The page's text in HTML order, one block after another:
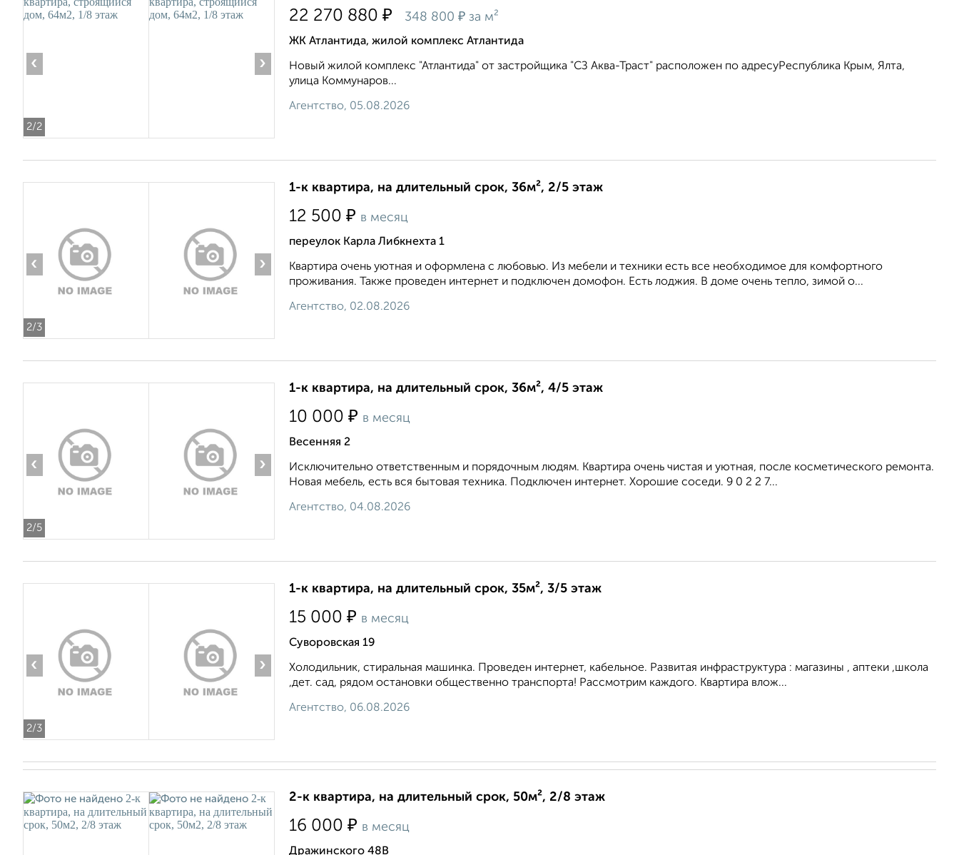
2/2
‹ ›
22 270 880 ₽ 348 800 ₽ за м²
ЖК Атлантида, жилой комплекс Атлантида
Новый жилой комплекс "Атлантида" от застройщика "СЗ Аква-Траст" расположен по адресуРеспублика Крым, Ялта,
улица Коммунаров...
Агентство, 05.08.2026
2/3
‹ ›
1-к квартира, на длительный срок, 36м², 2/5 этаж
12 500 ₽ в месяц
переулок Карла Либкнехта 1
Квартира очень уютная и оформлена с любовью. Из мебели и техники есть все необходимое для комфортного
проживания. Также проведен интернет и подключен домофон. Есть лоджия. В доме очень тепло, зимой о...
Агентство, 02.08.2026
2/5
‹ ›
1-к квартира, на длительный срок, 36м², 4/5 этаж
10 000 ₽ в месяц
Весенняя 2
Исключительно ответственным и порядочным людям. Квартира очень чистая и уютная, после косметического ремонта.
Новая мебель, есть вся бытовая техника. Подключен интернет. Хорошие соседи. 9 0 2 2 7...
Агентство, 04.08.2026
2/3
‹ ›
1-к квартира, на длительный срок, 35м², 3/5 этаж
15 000 ₽ в месяц
Суворовская 19
Холодильник, стиральная машинка. Проведен интернет, кабельное. Развитая инфраструктура : магазины , аптеки ,школа
,дет. сад, рядом остановки общественно транспорта! Рассмотрим каждого. Квартира влож...
Агентство, 06.08.2026
2-к квартира, на длительный срок, 50м², 2/8 этаж
16 000 ₽ в месяц
Дражинского 48В